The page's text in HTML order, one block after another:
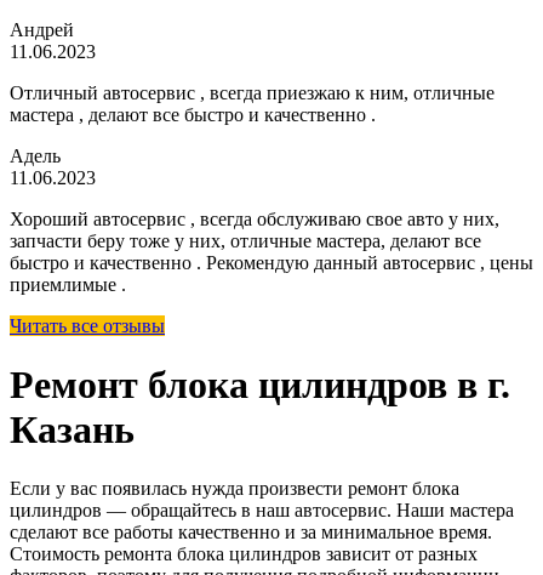
Андрей
11.06.2023
Отличный автосервис , всегда приезжаю к ним, отличные
мастера , делают все быстро и качественно .
Адель
11.06.2023
Хороший автосервис , всегда обслуживаю свое авто у них,
запчасти беру тоже у них, отличные мастера, делают все
быстро и качественно . Рекомендую данный автосервис , цены
приемлимые .
Читать все отзывы
Ремонт блока цилиндров в г.
Казань
Если у вас появилась нужда произвести ремонт блока
цилиндров — обращайтесь в наш автосервис. Наши мастера
сделают все работы качественно и за минимальное время.
Стоимость ремонта блока цилиндров зависит от разных